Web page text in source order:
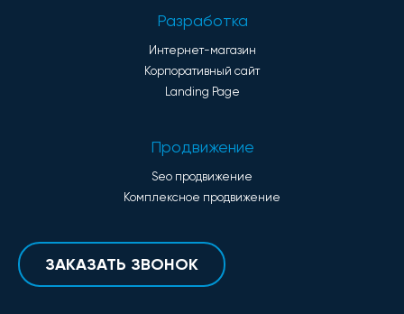
Разработка
Интернет-магазин
Корпоративный сайт
Landing Page
Продвижение
Seo продвижение
Комплексное продвижение
ЗАКАЗАТЬ ЗВОНОК